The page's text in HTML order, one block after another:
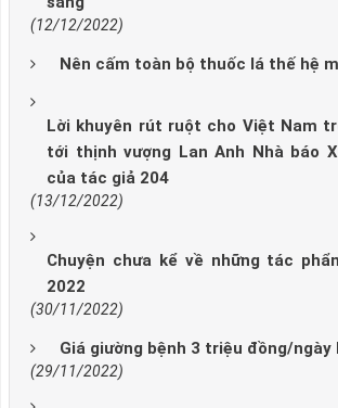
(12/12/2022)
Nên cấm toàn bộ thuốc lá thế hệ
Lời khuyên rút ruột cho Việt Nam
tới thịnh vượng Lan Anh Nhà báo
của tác giả 204
(13/12/2022)
Chuyện chưa kể về những tác
2022
(30/11/2022)
Giá giường bệnh 3 triệu đồng/ngày
(29/11/2022)